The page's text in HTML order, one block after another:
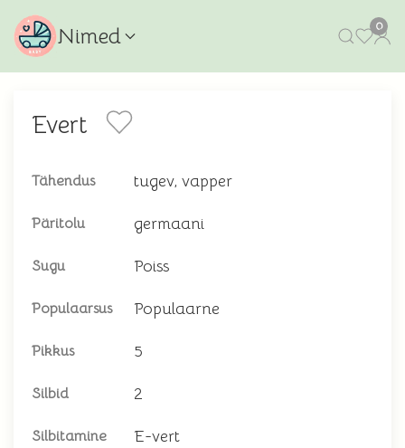
Nimed 0
Evert
Tähendus tugev, vapper
Päritolu germaani
Sugu Poiss
Populaarsus Populaarne
Pikkus 5
Silbid 2
Silbitamine E-vert